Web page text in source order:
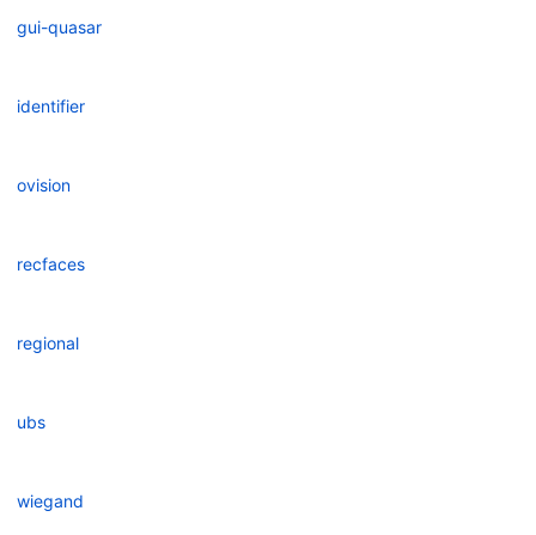
gui-quasar
identifier
ovision
recfaces
regional
ubs
wiegand